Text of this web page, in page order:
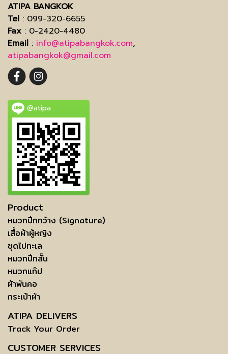
ATIPA BANGKOK
Tel : 099-320-6655
Fax : 0-2420-4480
Email : info@atipabangkok.com,
atipabangkok@gmail.com
@atipa
Product
หมวกปีกกว้าง (Signature)
เสื้อผ้าผู้หญิง
ชุดไปทะเล
หมวกปีกสั้น
หมวกแก๊ป
ผ้าพันคอ
กระเป๋าผ้า
ATIPA DELIVERS
Track Your Order
CUSTOMER SERVICES